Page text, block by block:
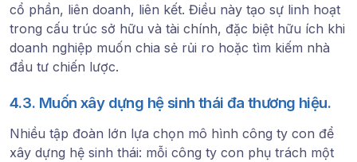
cổ phần, liên doanh, liên kết. Điều này tạo sự linh hoạt
trong cấu trúc sở hữu và tài chính, đặc biệt hữu ích khi
doanh nghiệp muốn chia sẻ rủi ro hoặc tìm kiếm nhà
đầu tư chiến lược.
4.3. Muốn xây dựng hệ sinh thái đa thương hiệu.
Nhiều tập đoàn lớn lựa chọn mô hình công ty con để
xây dựng hệ sinh thái: mỗi công ty con phụ trách một